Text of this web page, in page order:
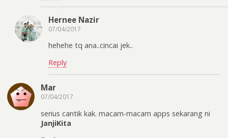
Hernee Nazir
07/04/2017
hehehe tq ana..cincai jek..
Reply
Mar
07/04/2017
serius cantik kak. macam-macam apps sekarang ni
JanjiKita